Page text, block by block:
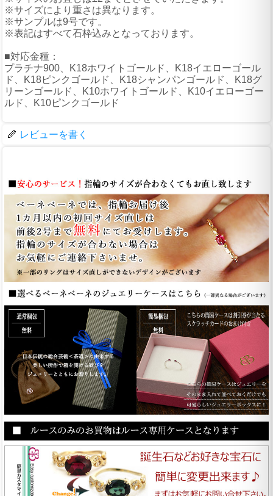
※サイズにより重さは異なります。
※サンプルは9号です。
※表記はすべて石枠込みとなっております。
■対応金種：
プラチナ900、K18ホワイトゴールド、K18イエローゴール
ド、K18ピンクゴールド、K18シャンパンゴールド、K18グ
リーンゴールド、K10ホワイトゴールド、K10イエローゴー
ルド、K10ピンクゴールド
レビューを書く